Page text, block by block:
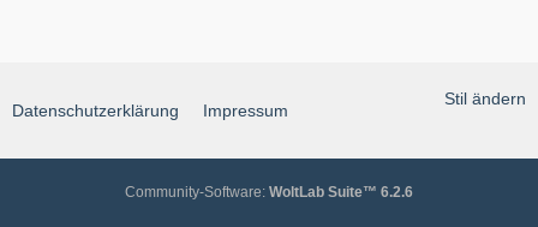
Stil ändern
Datenschutzerklärung Impressum
Community-Software: WoltLab Suite™ 6.2.6